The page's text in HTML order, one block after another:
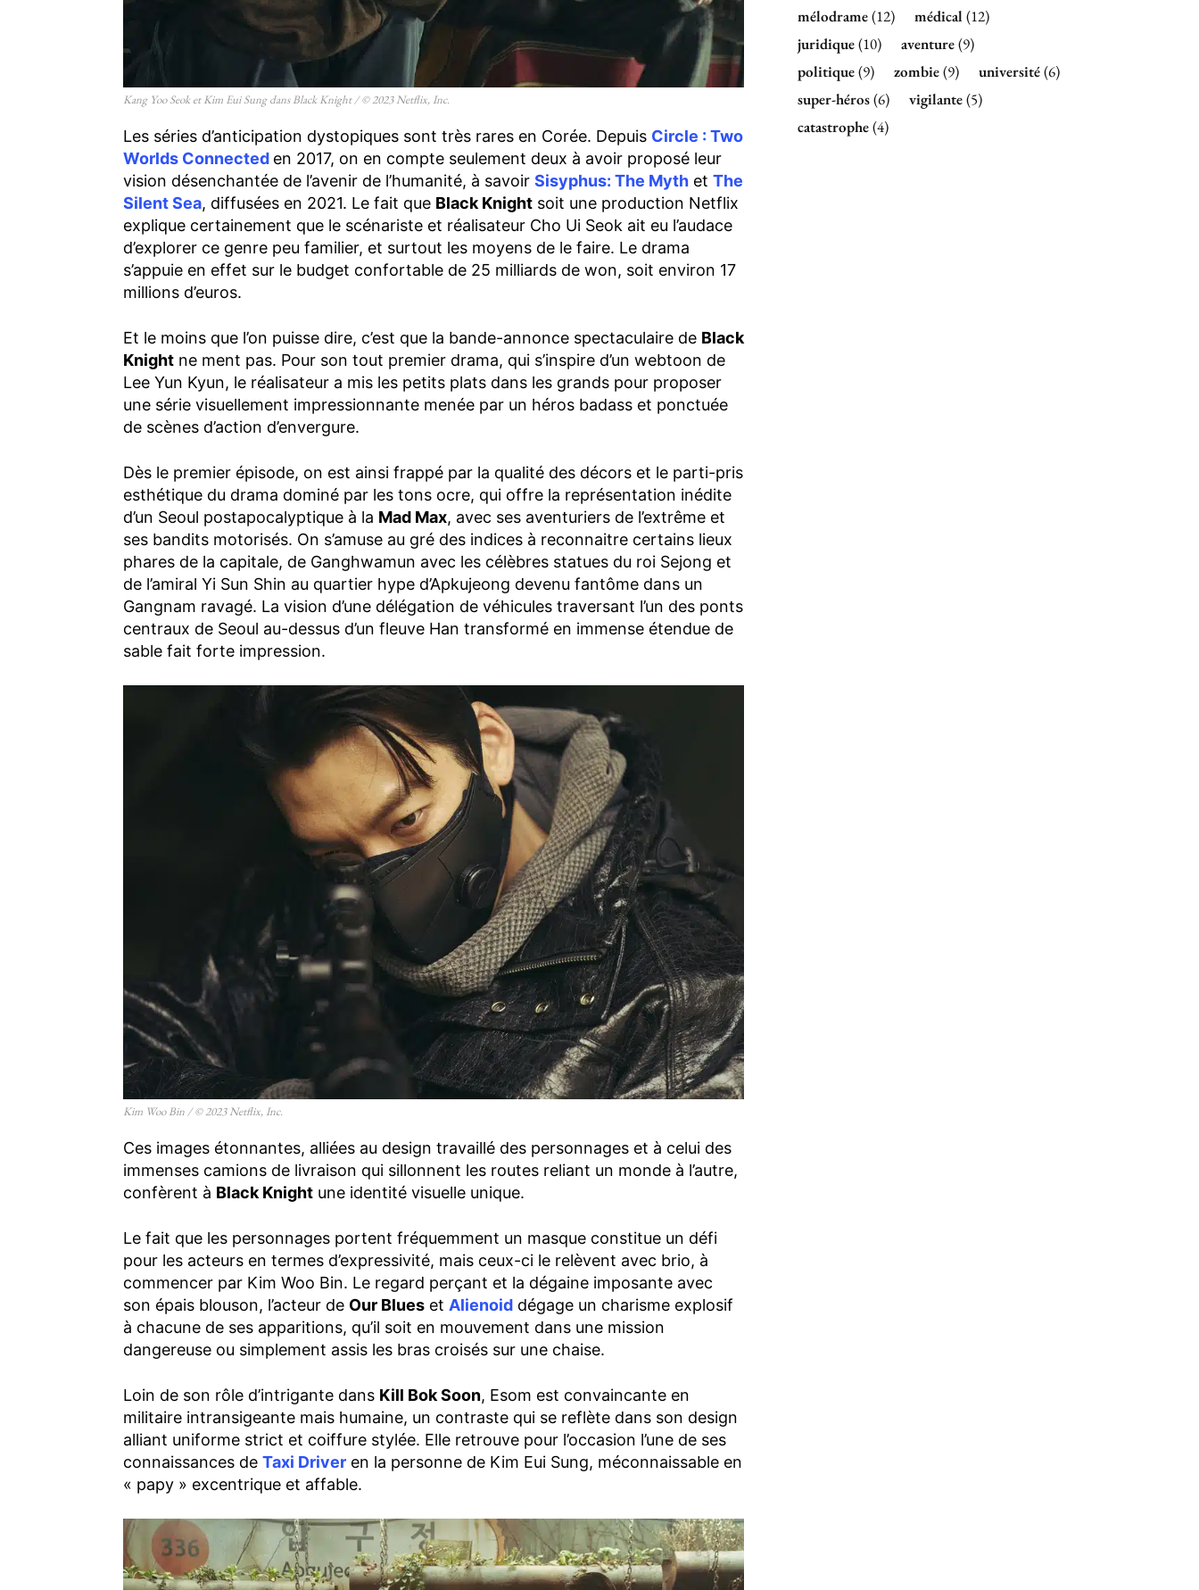
Kang Yoo Seok et Kim Eui Sung dans Black Knight / © 2023 Netflix, Inc.
Les séries d’anticipation dystopiques sont très rares en Corée. Depuis Circle : Two
Worlds Connected en 2017, on en compte seulement deux à avoir proposé leur
vision désenchantée de l’avenir de l’humanité, à savoir Sisyphus: The Myth et The
Silent Sea, diffusées en 2021. Le fait que Black Knight soit une production Netflix
explique certainement que le scénariste et réalisateur Cho Ui Seok ait eu l’audace
d’explorer ce genre peu familier, et surtout les moyens de le faire. Le drama
s’appuie en effet sur le budget confortable de 25 milliards de won, soit environ 17
millions d’euros.
Et le moins que l’on puisse dire, c’est que la bande-annonce spectaculaire de Black
Knight ne ment pas. Pour son tout premier drama, qui s’inspire d’un webtoon de
Lee Yun Kyun, le réalisateur a mis les petits plats dans les grands pour proposer
une série visuellement impressionnante menée par un héros badass et ponctuée
de scènes d’action d’envergure.
Dès le premier épisode, on est ainsi frappé par la qualité des décors et le parti-pris
esthétique du drama dominé par les tons ocre, qui offre la représentation inédite
d’un Seoul postapocalyptique à la Mad Max, avec ses aventuriers de l’extrême et
ses bandits motorisés. On s’amuse au gré des indices à reconnaitre certains lieux
phares de la capitale, de Ganghwamun avec les célèbres statues du roi Sejong et
de l’amiral Yi Sun Shin au quartier hype d’Apkujeong devenu fantôme dans un
Gangnam ravagé. La vision d’une délégation de véhicules traversant l’un des ponts
centraux de Seoul au-dessus d’un fleuve Han transformé en immense étendue de
sable fait forte impression.
Kim Woo Bin / © 2023 Netflix, Inc.
Ces images étonnantes, alliées au design travaillé des personnages et à celui des
immenses camions de livraison qui sillonnent les routes reliant un monde à l’autre,
confèrent à Black Knight une identité visuelle unique.
Le fait que les personnages portent fréquemment un masque constitue un défi
pour les acteurs en termes d’expressivité, mais ceux-ci le relèvent avec brio, à
commencer par Kim Woo Bin. Le regard perçant et la dégaine imposante avec
son épais blouson, l’acteur de Our Blues et Alienoid dégage un charisme explosif
à chacune de ses apparitions, qu’il soit en mouvement dans une mission
dangereuse ou simplement assis les bras croisés sur une chaise.
Loin de son rôle d’intrigante dans Kill Bok Soon, Esom est convaincante en
militaire intransigeante mais humaine, un contraste qui se reflète dans son design
alliant uniforme strict et coiffure stylée. Elle retrouve pour l’occasion l’une de ses
connaissances de Taxi Driver en la personne de Kim Eui Sung, méconnaissable en
« papy » excentrique et affable.
mélodrame(12) médical(12)
juridique(10) aventure(9)
politique(9) zombie(9) université(6)
super-héros(6) vigilante(5)
catastrophe(4)